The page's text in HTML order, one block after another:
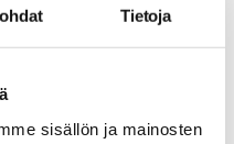
Tietoja
sisällön ja mainosten